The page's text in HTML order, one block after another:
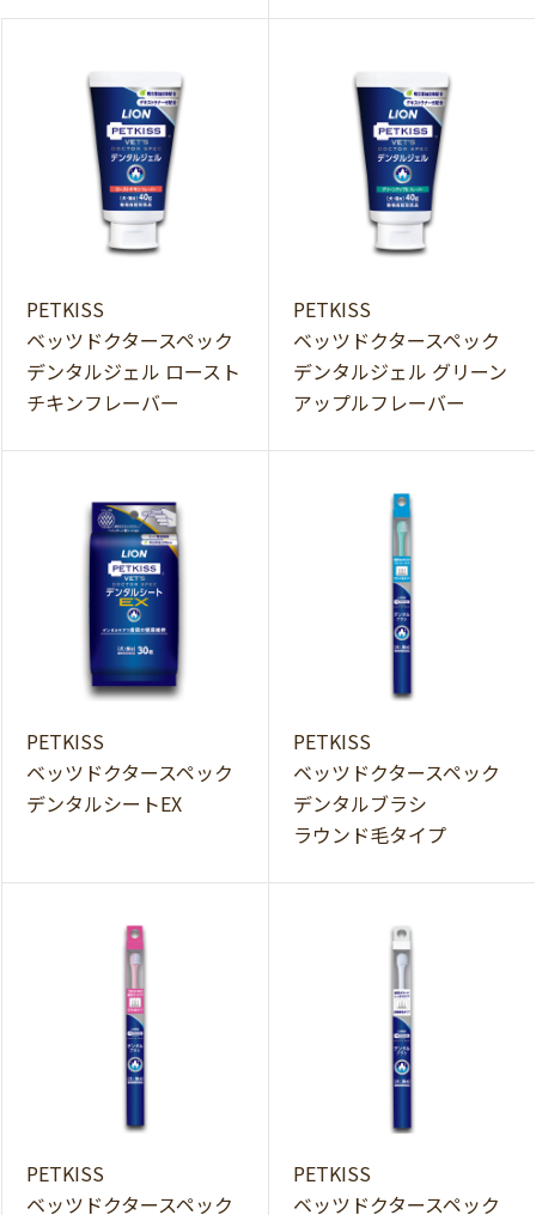
PETKISS
ベッツドクタースペック
デンタルジェル ロースト
チキンフレーバー
PETKISS
ベッツドクタースペック
デンタルジェル グリーン
アップルフレーバー
PETKISS
ベッツドクタースペック
デンタルシートEX
PETKISS
ベッツドクタースペック
デンタルブラシ
ラウンド毛タイプ
PETKISS
ベッツドクタースペック
PETKISS
ベッツドクタースペック